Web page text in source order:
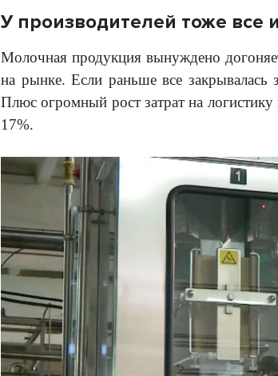
У производителей тоже все
Молочная продукция вынуждено
на рынке. Если раньше все закрывалась
Плюс огромный рост затрат на
17%.